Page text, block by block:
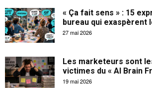
« Ça fait sens » : 15
bureau qui exaspèrent
27 mai 2026
Les marketeurs sont
victimes du « AI Brain
19 mai 2026